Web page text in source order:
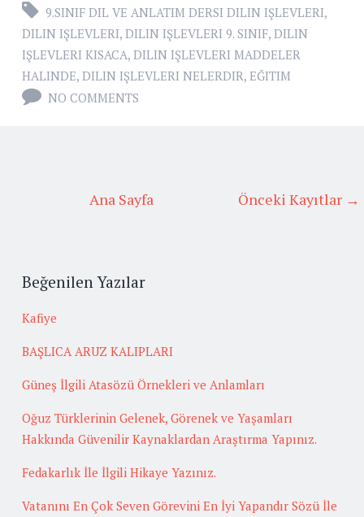
9.SINIF DIL VE ANLATIM DERSI DILIN IŞLEVLERI,
DILIN IŞLEVLERI, DILIN IŞLEVLERI 9. SINIF, DILIN
IŞLEVLERI KISACA, DILIN IŞLEVLERI MADDELER
HALINDE, DILIN IŞLEVLERI NELERDIR, EĞITIM
NO COMMENTS
Önceki Kayıtlar →
Ana Sayfa
Beğenilen Yazılar
Kafiye
BAŞLICA ARUZ KALIPLARI
Güneş İlgili Atasözü Örnekleri ve Anlamları
Oğuz Türklerinin Gelenek, Görenek ve Yaşamları
Hakkında Güvenilir Kaynaklardan Araştırma Yapınız.
Fedakarlık İle İlgili Hikaye Yazınız.
Vatanını En Çok Seven Görevini En İyi Yapandır Sözü İle